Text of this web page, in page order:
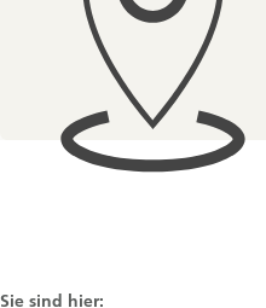
Sie sind hier: